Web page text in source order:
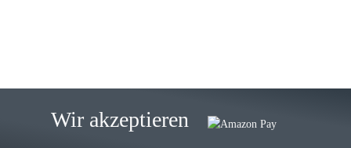
Lieferung, man kann bedenkenlos
Wir akzeptieren